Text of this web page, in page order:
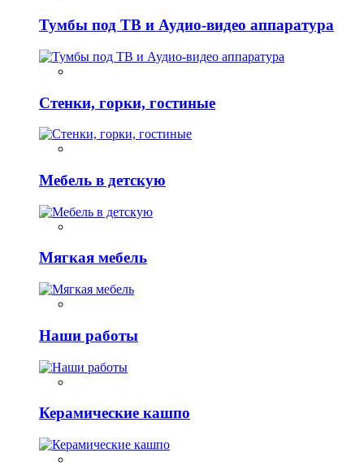
Тумбы под ТВ и Аудио-видео аппаратура
Стенки, горки, гостиные
Мебель в детскую
Мягкая мебель
Наши работы
Керамические кашпо